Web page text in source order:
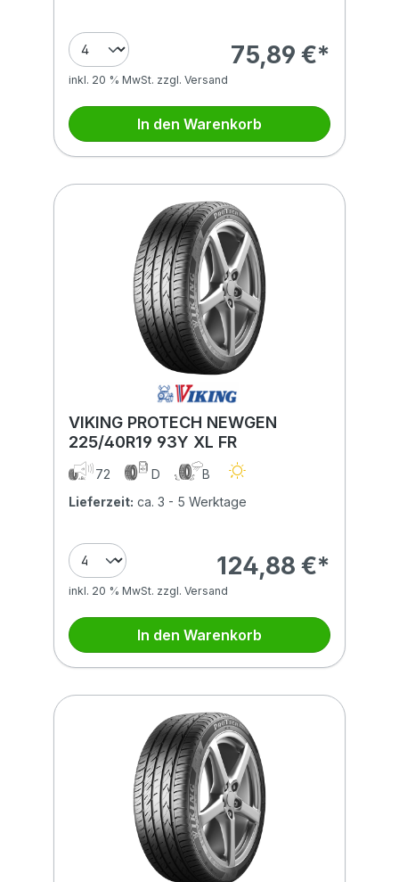
75,89 €*
inkl. 20 % MwSt. zzgl. Versand
In den Warenkorb
VIKING PROTECH NEWGEN
225/40R19 93Y XL FR
72 D
B
Lieferzeit: ca. 3 - 5 Werktage
124,88 €*
inkl. 20 % MwSt. zzgl. Versand
In den Warenkorb